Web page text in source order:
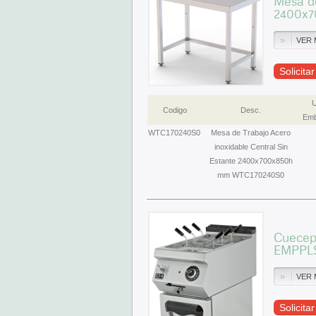
VER
Codigo Desc.
WTC170240S0
Mesa de Trabajo Acero
inoxidable Central Sin
Estante 2400x700x850h
mm WTC170240S0
VER